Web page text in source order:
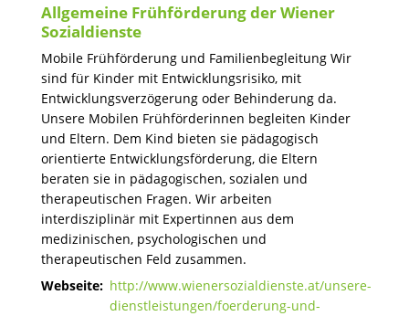
Allgemeine Frühförderung der Wiener
Sozialdienste
Mobile Frühförderung und Familienbegleitung Wir
sind für Kinder mit Entwicklungsrisiko, mit
Entwicklungsverzögerung oder Behinderung da.
Unsere Mobilen Frühförderinnen begleiten Kinder
und Eltern. Dem Kind bieten sie pädagogisch
orientierte Entwicklungsförderung, die Eltern
beraten sie in pädagogischen, sozialen und
therapeutischen Fragen. Wir arbeiten
interdisziplinär mit Expertinnen aus dem
medizinischen, psychologischen und
therapeutischen Feld zusammen.
Webseite: http://www.wienersozialdienste.at/unsere-
dienstleistungen/foerderung-und-